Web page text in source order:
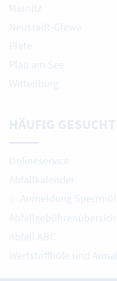
Marnitz
Neustadt-Glewe
Plate
Plau am See
Wittenburg
HÄUFIG GESUCHT
Onlineservice
Abfallkalender
Anmeldung
Abfall ABC
Wertstoffhöfe und